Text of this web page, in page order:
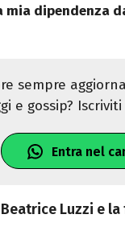
mia dipendenza
sempre
e gossip?
Entra nel
Luzzi e